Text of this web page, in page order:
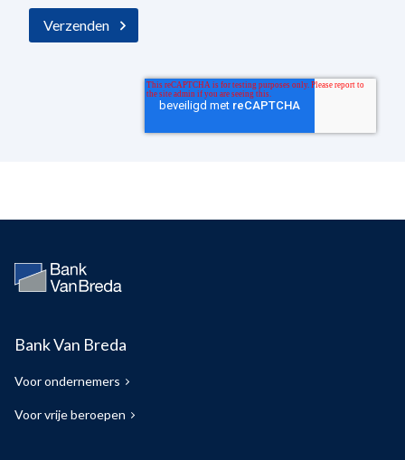
Bank Van Breda
Voor ondernemers
Voor vrije beroepen